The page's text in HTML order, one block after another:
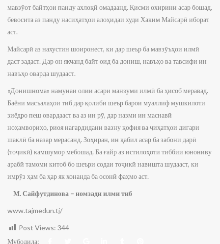
мавзӯот байтҳои панду ахлоқӣ омадаанд. Қисми охирини асар бошад,
бевосита аз панду насиҳатҳои алоҳидаи худи Хаким Майсарӣ иборат
аст.
Майсарӣ аз нахустин шоиронест, ки дар шеър ба мавзӯъҳои илмӣ
даст задаст. Дар он якчанд байт оид ба дониш, навъҳо ва тавсифи ин
навъҳо оварда шудааст.
«Донишнома» намунаи олии асари манзуми илмӣ ба ҳисоб меравад.
Баёни масъалаҳои тиб дар қолиби шеър барои муаллиф мушкилоти
зиёдро пеш овардааст ва аз ин рӯ, дар назми ин маснавӣ
ноҳамвориҳо, риоя нагардидани вазну қофия ва ҷиҳатҳои дигари
шаклӣ ба назар мерасанд. Зоҳиран, ин қабил асар ба забони дарӣ
(тоҷикӣ) камшумор мебошад. Ба ғайр аз истилоҳоти тиббии юнониву
арабӣ тамоми китоб бо шеъри содаи тоҷикӣ навишта шудааст, ки
имрӯз ҳам ба ҳар як хонанда ба осонӣ фаҳмо аст.
М. Сайфутдинова – номзади илми тиб
www.tajmedun.tj/
Post Views: 344
Мубодила: